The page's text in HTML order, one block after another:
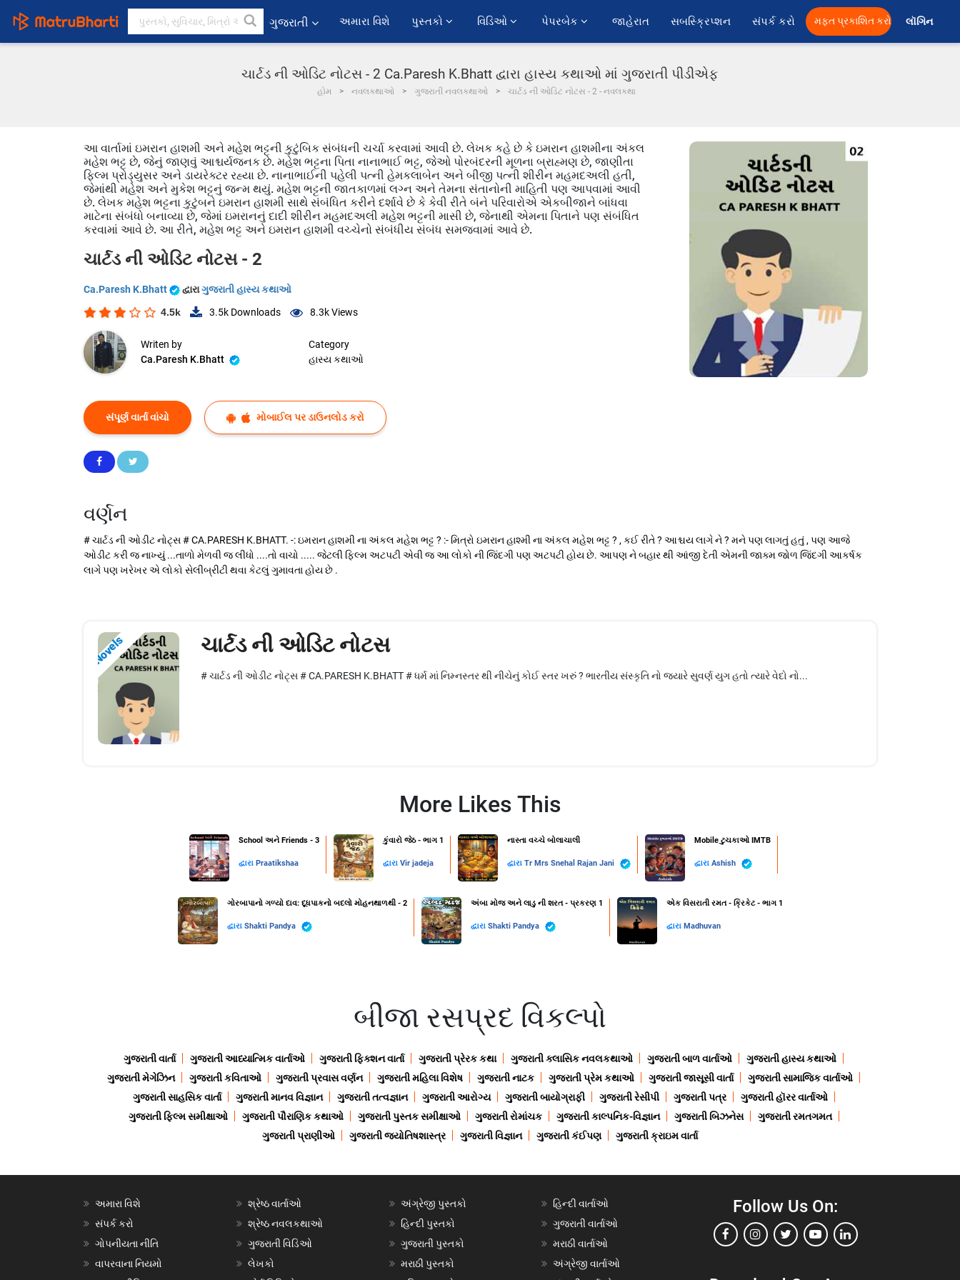
ગુજરાતી અમારા વિશે પુસ્તકો વિડિઓ પેપરબેક જાહેરાત સબસ્ક્રિપ્શન સંપર્ક કરો મફત પ્રકાશિત કરો લૉગિન
ચાર્ટડ ની ઓડિટ નોટસ - 2 Ca.Paresh K.Bhatt દ્વારા હાસ્ય કથાઓ માં ગુજરાતી પીડીએફ
હોમ નવલકથાઓ ગુજરાતી નવલકથાઓ ચાર્ટડ ની ઓડિટ નોટસ - 2 - નવલકથા
આ વાર્તામાં ઇમરાન હાશમી અને મહેશ ભટ્ટની કુટુંબિક સંબંધની ચર્ચા કરવામાં આવી છે. લેખક કહે છે કે ઇમરાન હાશમીના અંકલ
મહેશ ભટ્ટ છે, જેનું જાણવું આશ્ચર્યજનક છે. મહેશ ભટ્ટના પિતા નાનાભાઈ ભટ્ટ, જેઓ પોરબંદરની મૂળના બ્રાહ્મણ છે, જાણીતા
ફિલ્મ પ્રોડ્યુસર અને ડાયરેક્ટર રહ્યા છે. નાનાભાઈની પહેલી પત્ની હેમકલાબેન અને બીજી પત્ની શીરીન મહમદઅલી હતી,
જેમાંથી મહેશ અને મુકેશ ભટ્ટનું જન્મ થયું. મહેશ ભટ્ટની જાતકાળમાં લગ્ન અને તેમના સંતાનોની માહિતી પણ આપવામાં આવી
છે. લેખક મહેશ ભટ્ટના કુટુંબને ઇમરાન હાશમી સાથે સંબંધિત કરીને દર્શાવે છે કે કેવી રીતે બંને પરિવારોએ એકબીજાને બાંધવા
માટેના સંબંધો બનાવ્યા છે, જેમાં ઇમરાનનું દાદી શીરીન મહમદઅલી મહેશ ભટ્ટની માસી છે, જેનાથી એમના પિતાને પણ સંબંધિત
કરવામાં આવે છે. આ રીતે, મહેશ ભટ્ટ અને ઇમરાન હાશમી વચ્ચેનો સંબંધીય સંબંધ સમજવામાં આવે છે.
ચાર્ટડ ની ઓડિટ નોટસ - 2
Ca.Paresh K.Bhatt દ્વારાગુજરાતી હાસ્ય કથાઓ
4.5k 3.5k Downloads 8.3kViews
Writen by
Ca.Paresh K.Bhatt
Category
હાસ્ય કથાઓ
સંપૂર્ણ વાર્તા વાંચો મોબાઈલ પર ડાઉનલોડ કરો
વર્ણન
# ચાર્ટડ ની ઓડીટ નોટ્સ # CA.PARESH K.BHATT. -: ઇમરાન હાશમી ના અંકલ મહેશ ભટ્ટ ? :- મિત્રો ઇમરાન હાશ્મી ના અંકલ મહેશ ભટ્ટ ? , કઈ રીતે ? આશ્ચય લાગે ને ? મને પણ લાગતું હતું , પણ આજે
ઓડીટ કરી જ નાખ્યું ...તાળો મેળવી જ લીધો ....તો વાચો ..... જેટલી ફિલ્મ અટપટી એવી જ આ લોકો ની જિંદગી પણ અટપટી હોય છે. આપણ ને બહાર થી આંજી દેતી એમની જાક્મ જોળ જિંદગી આકર્ષક
લાગે પણ ખરેખર એ લોકો સેલીબ્રીટી થવા કેટલું ગુમાવતા હોય છે .
Novels ચાર્ટડ ની ઓડિટ નોટસ
# ચાર્ટડ ની ઓડીટ નોટ્સ # CA.PARESH K.BHATT # ધર્મ માં નિમ્નસ્તર થી નીચેનું કોઈ સ્તર ખરું ? ભારતીય સંસ્કૃતિ નો જયારે સુવર્ણ યુગ હતો ત્યારે વેદો નો...
More Likes This
School અને Friends - 3
દ્વારા Praatikshaa
કુંવારો જેઠ - ભાગ 1
દ્વારા Vir jadeja
નાસ્તા વચ્ચે બોલાચાલી
દ્વારા Tr Mrs Snehal Rajan Jani
Mobile ટુચકાઓ IMTB
દ્વારા Ashish
ગોરબાપાનો ગળ્યો દાવ: દૂધપાકનો બદલો મોહનથાળથી - 2
દ્વારા Shakti Pandya
અંબા મોજ અને લાડુ ની શરત - પ્રકરણ 1
દ્વારા Shakti Pandya
એક વિસરાતી રમત - ક્રિકેટ - ભાગ 1
દ્વારા Madhuvan
બીજા રસપ્રદ વિકલ્પો
ગુજરાતી વાર્તા ગુજરાતી આધ્યાત્મિક વાર્તાઓ ગુજરાતી ફિક્શન વાર્તા ગુજરાતી પ્રેરક કથા ગુજરાતી ક્લાસિક નવલકથાઓ ગુજરાતી બાળ વાર્તાઓ
ગુજરાતી હાસ્ય કથાઓ
ગુજરાતી મેગેઝિન
ગુજરાતી કવિતાઓ ગુજરાતી પ્રવાસ વર્ણન ગુજરાતી મહિલા વિશેષ ગુજરાતી નાટક ગુજરાતી પ્રેમ કથાઓ ગુજરાતી જાસૂસી વાર્તા
ગુજરાતી સામાજિક વાર્તાઓ
ગુજરાતી સાહસિક વાર્તા
ગુજરાતી માનવ વિજ્ઞાન ગુજરાતી તત્વજ્ઞાન ગુજરાતી આરોગ્ય ગુજરાતી બાયોગ્રાફી ગુજરાતી રેસીપી ગુજરાતી પત્ર
ગુજરાતી હૉરર વાર્તાઓ
ગુજરાતી ફિલ્મ સમીક્ષાઓ
ગુજરાતી પૌરાણિક કથાઓ ગુજરાતી પુસ્તક સમીક્ષાઓ ગુજરાતી રોમાંચક ગુજરાતી કાલ્પનિક-વિજ્ઞાન ગુજરાતી બિઝનેસ
ગુજરાતી રમતગમત
ગુજરાતી પ્રાણીઓ
ગુજરાતી જ્યોતિષશાસ્ત્ર ગુજરાતી વિજ્ઞાન ગુજરાતી કંઈપણ ગુજરાતી ક્રાઇમ વાર્તા
અમારા વિશે
સંપર્ક કરો
ગોપનીયતા નીતિ
વાપરવાના નિયમો
શ્રેષ્ઠ વાર્તાઓ
શ્રેષ્ઠ નવલકથાઓ
ગુજરાતી વિડિઓ
લેખકો
અંગ્રેજી પુસ્તકો
હિન્દી પુસ્તકો
ગુજરાતી પુસ્તકો
મરાઠી પુસ્તકો
હિન્દી વાર્તાઓ
ગુજરાતી વાર્તાઓ
મરાઠી વાર્તાઓ
અંગ્રેજી વાર્તાઓ
Follow Us On: